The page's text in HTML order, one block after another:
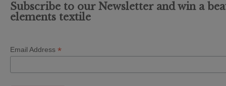
Subscribe to our Newsletter and win a
elements textile
Email Address *